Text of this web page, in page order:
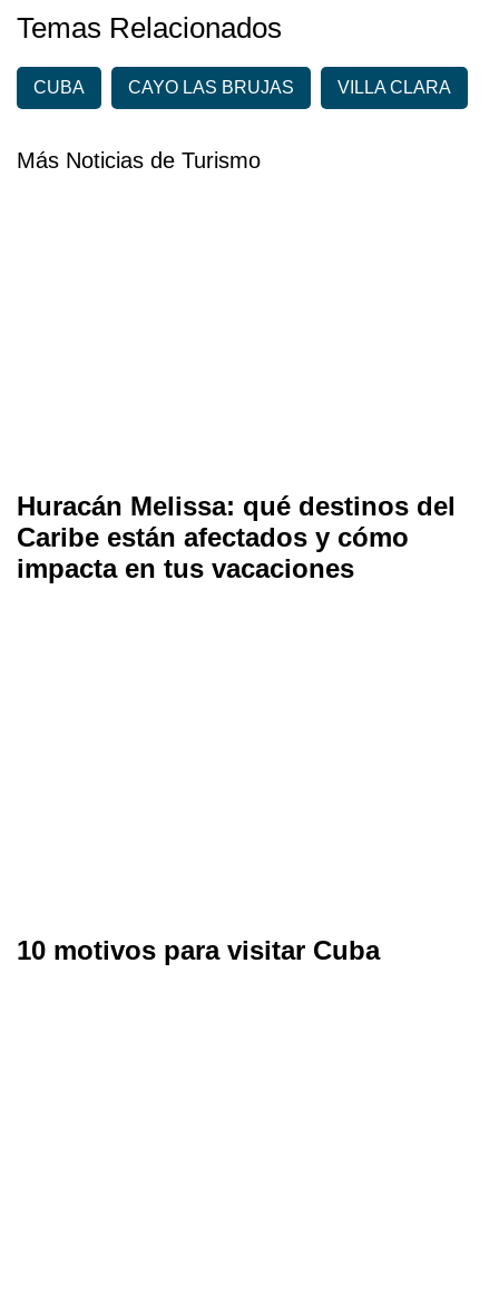
Temas Relacionados
CUBA CAYO LAS BRUJAS VILLA CLARA
Más Noticias de Turismo
Huracán Melissa: qué destinos del
Caribe están afectados y cómo
impacta en tus vacaciones
10 motivos para visitar Cuba